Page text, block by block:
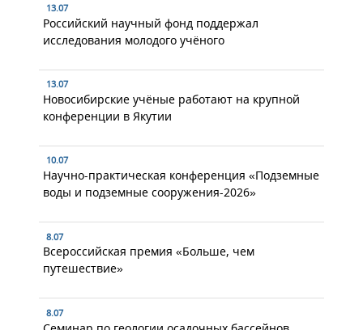
13.07
Российский научный фонд поддержал
исследования молодого учёного
13.07
Новосибирские учёные работают на крупной
конференции в Якутии
10.07
Научно-практическая конференция «Подземные
воды и подземные сооружения-2026»
8.07
Всероссийская премия «Больше, чем
путешествие»
8.07